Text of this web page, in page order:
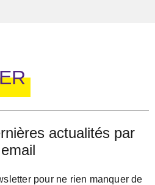
actualités par
email
pour ne rien manquer de